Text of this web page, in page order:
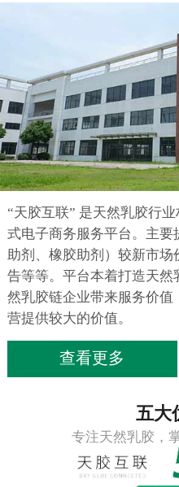
“天胶互联” 是天然乳胶行
式电子商务服务平台。主
助剂、橡胶助剂）较新市
告等等。平台本着打造天
然乳胶链企业带来服务价
营提供较大的价值。
查看更多
五
专注天然乳胶，